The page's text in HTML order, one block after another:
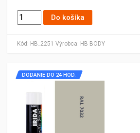
Kód: HB_2251 Výrobca: HB BODY
Do košíka
DODANIE DO 24 HOD.